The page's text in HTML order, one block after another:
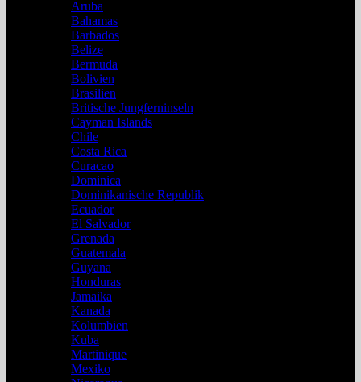
Aruba
Bahamas
Barbados
Belize
Bermuda
Bolivien
Brasilien
Britische Jungferninseln
Cayman Islands
Chile
Costa Rica
Curacao
Dominica
Dominikanische Republik
Ecuador
El Salvador
Grenada
Guatemala
Guyana
Honduras
Jamaika
Kanada
Kolumbien
Kuba
Martinique
Mexiko